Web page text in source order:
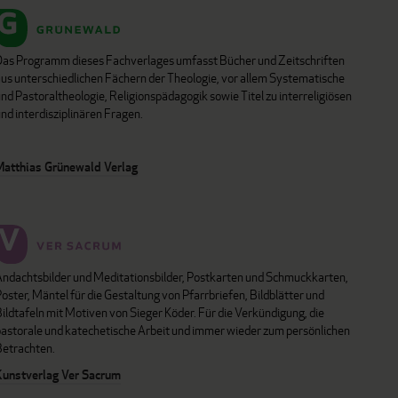
Programm dieses Fachverlages umfasst Bücher und Zeitschriften
unterschiedlichen Fächern der Theologie, vor allem Systematische
Pastoraltheologie, Religionspädagogik sowie Titel zu interreligiösen
interdisziplinären Fragen.
Grünewald Verlag
und Meditationsbilder, Postkarten und Schmuckkarten,
Mäntel für die Gestaltung von Pfarrbriefen, Bildblätter und
mit Motiven von Sieger Köder. Für die Verkündigung, die
und katechetische Arbeit und immer wieder zum persönlichen
Ver Sacrum